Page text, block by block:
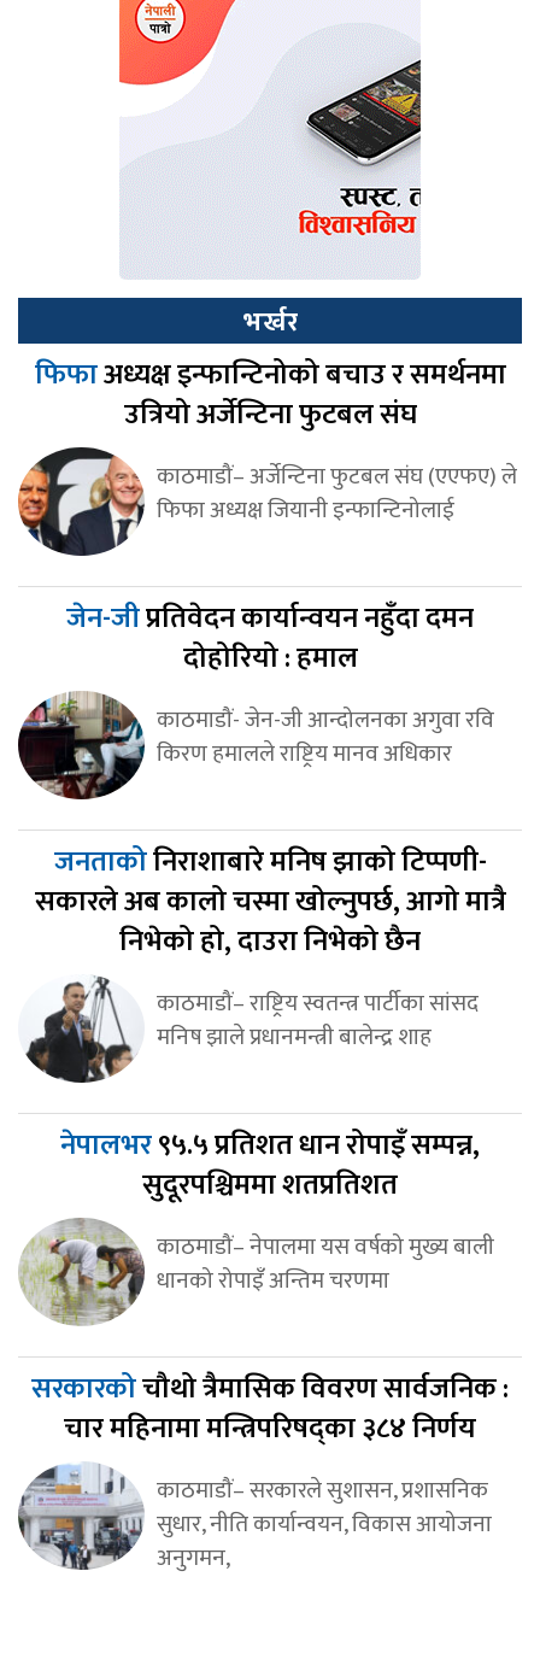
भर्खर
फिफाअध्यक्ष इन्फान्टिनोको बचाउ र समर्थनमा
उत्रियो अर्जेन्टिना फुटबल संघ
काठमाडौं– अर्जेन्टिना फुटबल संघ (एएफए) ले
फिफा अध्यक्ष जियानी इन्फान्टिनोलाई
जेन-जीप्रतिवेदन कार्यान्वयन नहुँदा दमन
दोहोरियो : हमाल
काठमाडौं- जेन-जी आन्दोलनका अगुवा रवि
किरण हमालले राष्ट्रिय मानव अधिकार
जनताकोनिराशाबारे मनिष झाको टिप्पणी-
सकारले अब कालो चस्मा खोल्नुपर्छ, आगो मात्रै
निभेको हो, दाउरा निभेको छैन
काठमाडौं– राष्ट्रिय स्वतन्त्र पार्टीका सांसद
मनिष झाले प्रधानमन्त्री बालेन्द्र शाह
नेपालभर९५.५ प्रतिशत धान रोपाइँ सम्पन्न,
सुदूरपश्चिममा शतप्रतिशत
काठमाडौं– नेपालमा यस वर्षको मुख्य बाली
धानको रोपाइँ अन्तिम चरणमा
सरकारकोचौथो त्रैमासिक विवरण सार्वजनिक :
चार महिनामा मन्त्रिपरिषद्का ३८४ निर्णय
काठमाडौं– सरकारले सुशासन, प्रशासनिक
सुधार, नीति कार्यान्वयन, विकास आयोजना
अनुगमन,